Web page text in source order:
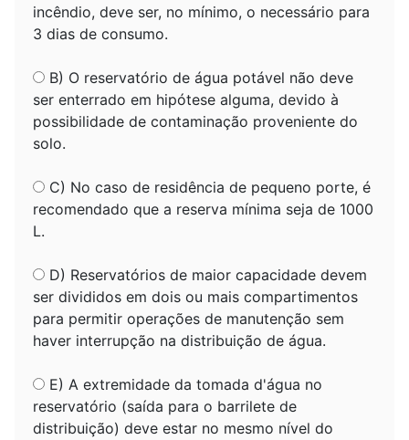
incêndio, deve ser, no mínimo, o necessário para
3 dias de consumo.
B) O reservatório de água potável não deve
ser enterrado em hipótese alguma, devido à
possibilidade de contaminação proveniente do
solo.
C) No caso de residência de pequeno porte, é
recomendado que a reserva mínima seja de 1000
L.
D) Reservatórios de maior capacidade devem
ser divididos em dois ou mais compartimentos
para permitir operações de manutenção sem
haver interrupção na distribuição de água.
E) A extremidade da tomada d'água no
reservatório (saída para o barrilete de
distribuição) deve estar no mesmo nível do